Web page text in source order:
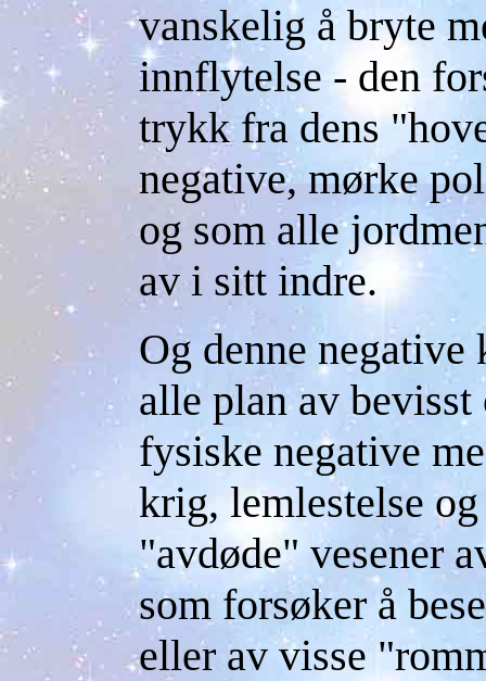
vanskelig å bryte
innflytelse - den
trykk fra dens
negative, mørke
og som alle
av i sitt indre.
Og denne
alle plan av
fysiske negative
krig, lemlestelse
"avdøde" vesener
som forsøker å
eller av visse